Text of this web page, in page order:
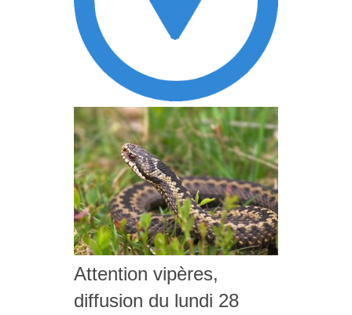
Attention vipères,
diffusion du lundi 28